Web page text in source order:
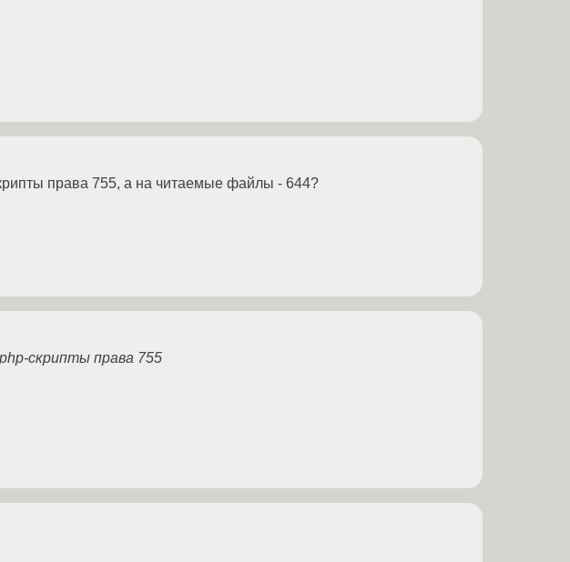
права 755, а на читаемые файлы - 644?
скрипты права 755